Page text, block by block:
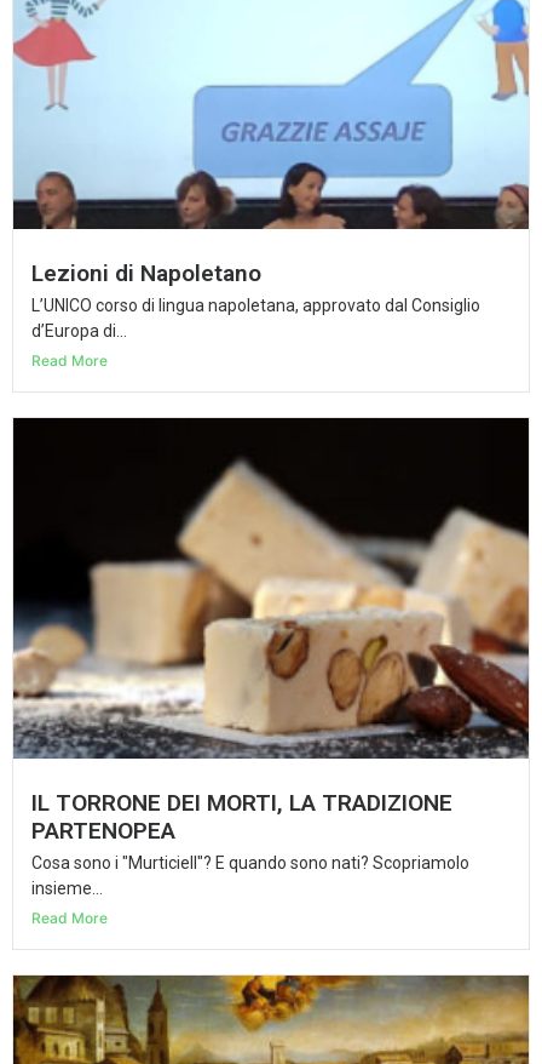
Lezioni di Napoletano
L’UNICO corso di lingua napoletana, approvato dal Consiglio
d’Europa di...
Read More
IL TORRONE DEI MORTI, LA TRADIZIONE
PARTENOPEA
Cosa sono i "Murticiell"? E quando sono nati? Scopriamolo
insieme...
Read More